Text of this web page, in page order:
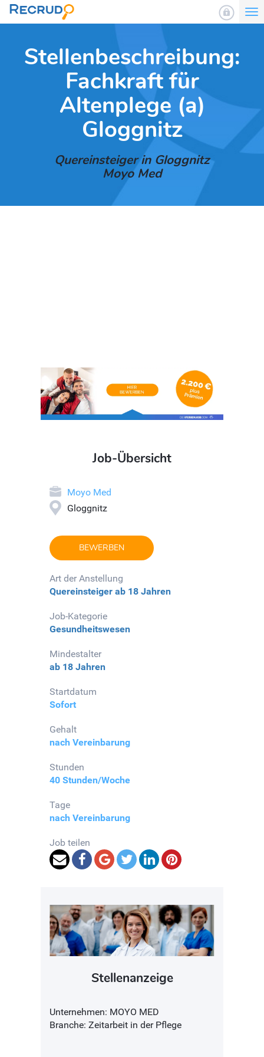
Stellenbeschreibung:
Fachkraft für
Altenplege (a)
Gloggnitz
Quereinsteiger in Gloggnitz
Moyo Med
Job-Übersicht
Moyo Med
Gloggnitz
BEWERBEN
Art der Anstellung
Quereinsteiger ab 18 Jahren
Job-Kategorie
Gesundheitswesen
Mindestalter
ab 18 Jahren
Startdatum
Sofort
Gehalt
nach Vereinbarung
Stunden
40 Stunden/Woche
Tage
nach Vereinbarung
Job teilen
Stellenanzeige
Unternehmen: MOYO MED
Branche: Zeitarbeit in der Pflege